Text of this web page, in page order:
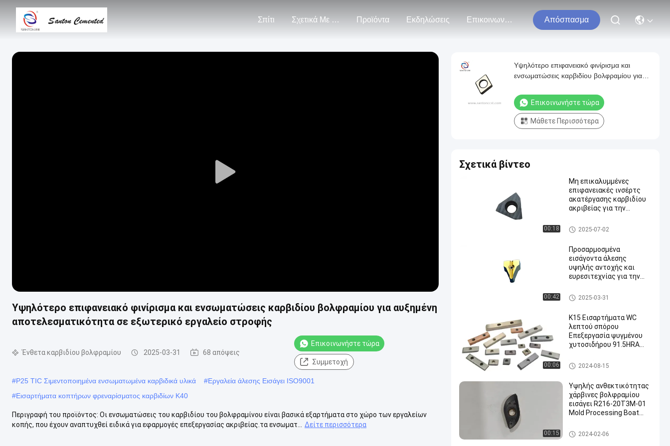
Σπίτι Σχετικά Με Εμάς Προϊόντα Εκδηλώσεις Επικοινωνήστε Μαζί Μας Απόσπασμα
Play
Υψηλότερο επιφανειακό φινίρισμα και ενσωματώσεις καρβιδίου βολφραμίου για αυξημένη
αποτελεσματικότητα σε εξωτερικό εργαλείο στροφής
Ένθετα καρβιδίου βολφραμίου 2025-03-31 68 απόψεις
Επικοινωνήστε τώρα
Συμμετοχή
#P25 TIC Σιμεντοποιημένα ενσωματωμένα καρβιδικά υλικά #Εργαλεία άλεσης Εισάγει ISO9001
#Εισαρτήματα κοπτήρων φρεναρίσματος καρβιδίων K40
Περιγραφή του προϊόντος: Οι ενσωματώσεις του καρβιδίου του βολφραμίνου είναι βασικά εξαρτήματα στο χώρο των εργαλείων
κοπής, που έχουν αναπτυχθεί ειδικά για εφαρμογές επεξεργασίας ακριβείας.τα ενσωματ...
Δείτε περισσότερα
Υψηλότερο επιφανειακό φινίρισμα και
ενσωματώσεις καρβιδίου βολφραμίου για
εργαλείο στροφής
Επικοινωνήστε τώρα
Μάθετε Περισσότερα
Σχετικά βίντεο
00:18
Μη επικαλυμμένες
επιφανειακές ινσέρτς
ακατέργασης καρβιδίου
ακριβείας για την
κράματος
Ένθετα άλεσης καρβιδίου
2025-07-02
00:42
Προσαρμοσμένα
εισάγοντα άλεσης
υψηλής αντοχής και
ευρεσιτεχνίας για την
υψηλού μαγγανίου και
ανοξείδωτου χάλυβα
Δείκτιμα ένθετα φρεζαρίσμα
τος
2025-03-31
00:06
Κ15 Εισαρτήματα WC
λεπτού σπόρου
Επεξεργασία ψυγμένου
χυτοσιδήρου 91.5HRA
καρβιδίων
Ένθετα άλεσης καρβιδίου
2024-08-15
00:15
Υψηλής ανθεκτικότητας
χάρβινες βολφραμίου
εισάγει R216-20T3M-01
Mold Processing Boat
Ένθετα καρβιδίου βολφραμί
ου
2024-02-06